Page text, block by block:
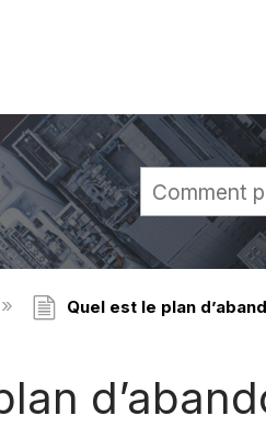
la hiérarchie
Quel est le plan